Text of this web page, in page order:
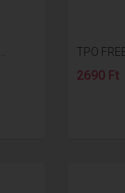
TPO
2690 Ft